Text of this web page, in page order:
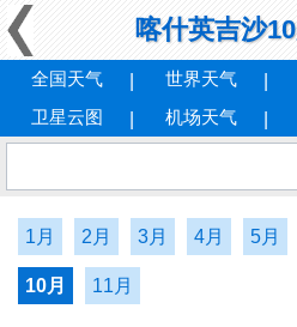
喀什英吉沙
全国天气 世界天气
卫星云图
机场天气
1月 2月 3月 4月 5月
10月 11月